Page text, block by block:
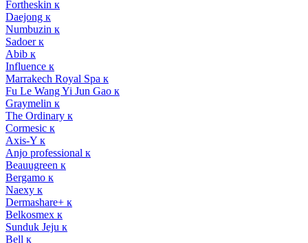
Fortheskin к
Daejong к
Numbuzin к
Sadoer к
Abib к
Influence к
Marrakech Royal Spa к
Fu Le Wang Yi Jun Gao к
Graymelin к
The Ordinary к
Cormesic к
Axis-Y к
Anjo professional к
Beauugreen к
Bergamo к
Naexy к
Dermashare+ к
Belkosmex к
Sunduk Jeju к
Bell к